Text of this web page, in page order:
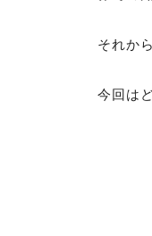
それか
今回は